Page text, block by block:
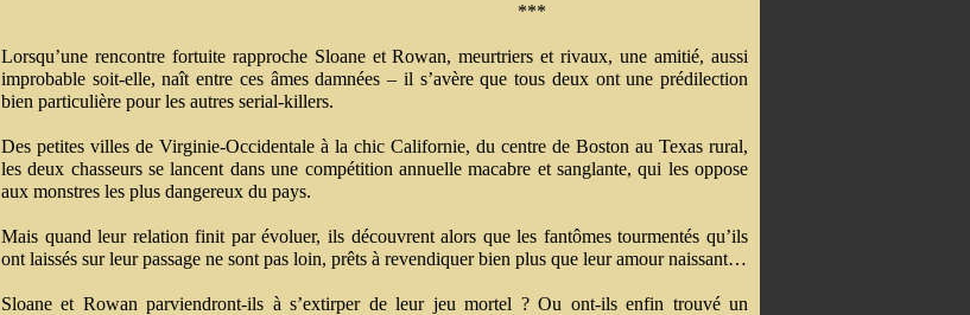
***
Lorsqu’une rencontre fortuite rapproche Sloane et Rowan, meurtriers et rivaux, une amitié, aussi
improbable soit-elle, naît entre ces âmes damnées – il s’avère que tous deux ont une prédilection
bien particulière pour les autres serial-killers.
Des petites villes de Virginie-Occidentale à la chic Californie, du centre de Boston au Texas rural,
les deux chasseurs se lancent dans une compétition annuelle macabre et sanglante, qui les oppose
aux monstres les plus dangereux du pays.
Mais quand leur relation finit par évoluer, ils découvrent alors que les fantômes tourmentés qu’ils
ont laissés sur leur passage ne sont pas loin, prêts à revendiquer bien plus que leur amour naissant…
Sloane et Rowan parviendront-ils à s’extirper de leur jeu mortel ? Ou ont-ils enfin trouvé un